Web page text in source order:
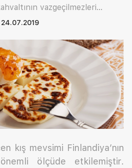
vazgeçilmezleri...
24.07.2019
kış mevsimi Finlandiya’nın
ölçüde etkilemiştir.